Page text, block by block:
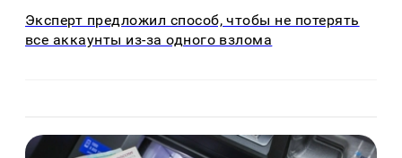
Эксперт предложил способ, чтобы не потерять
все аккаунты из-за одного взлома